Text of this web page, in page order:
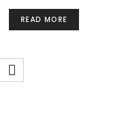
READ MORE